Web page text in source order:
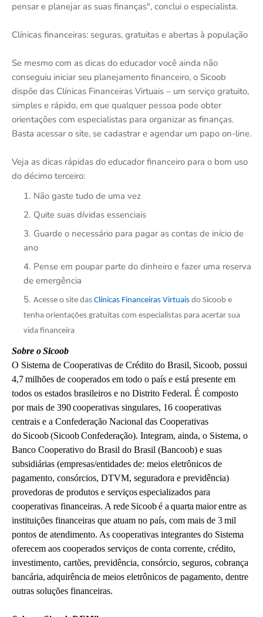
pensar e planejar as suas finanças", conclui o especialista.
Clínicas financeiras: seguras, gratuitas e abertas à população
Se mesmo com as dicas do educador você ainda não
conseguiu iniciar seu planejamento financeiro, o Sicoob
dispõe das Clínicas Financeiras Virtuais – um serviço gratuito,
simples e rápido, em que qualquer pessoa pode obter
orientações com especialistas para organizar as finanças.
Basta acessar o site, se cadastrar e agendar um papo on-line.
Veja as dicas rápidas do educador financeiro para o bom uso
do décimo terceiro:
Não gaste tudo de uma vez
Quite suas dívidas essenciais
Guarde o necessário para pagar as contas de início de
ano
Pense em poupar parte do dinheiro e fazer uma reserva
de emergência
Acesse o site das Clínicas Financeiras Virtuais do Sicoob e
tenha orientações gratuitas com especialistas para acertar sua
vida financeira
Sobre o Sicoob
O Sistema de Cooperativas de Crédito do Brasil, Sicoob, possui
4,7 milhões de cooperados em todo o país e está presente em
todos os estados brasileiros e no Distrito Federal. É composto
por mais de 390 cooperativas singulares, 16 cooperativas
centrais e a Confederação Nacional das Cooperativas
do Sicoob (Sicoob Confederação). Integram, ainda, o Sistema, o
Banco Cooperativo do Brasil do Brasil (Bancoob) e suas
subsidiárias (empresas/entidades de: meios eletrônicos de
pagamento, consórcios, DTVM, seguradora e previdência)
provedoras de produtos e serviços especializados para
cooperativas financeiras. A rede Sicoob é a quarta maior entre as
instituições financeiras que atuam no país, com mais de 3 mil
pontos de atendimento. As cooperativas integrantes do Sistema
oferecem aos cooperados serviços de conta corrente, crédito,
investimento, cartões, previdência, consórcio, seguros, cobrança
bancária, adquirência de meios eletrônicos de pagamento, dentre
outras soluções financeiras.